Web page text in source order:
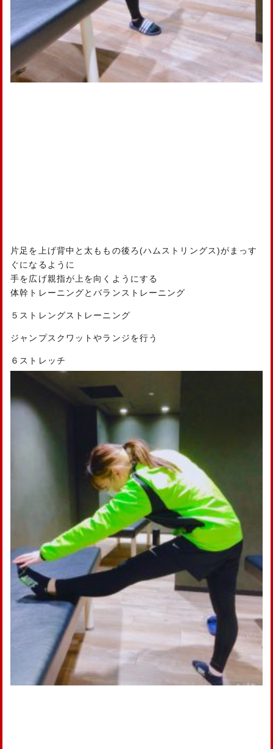
片足を上げ背中と太ももの後ろ(ハムストリングス)がまっす
ぐになるように
手を広げ親指が上を向くようにする
体幹トレーニングとバランストレーニング
５ストレングストレーニング
ジャンプスクワットやランジを行う
６ストレッチ